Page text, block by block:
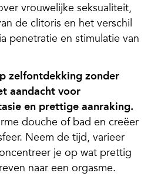
vrouwelijke seksualiteit,
de clitoris en het verschil
penetratie en stimulatie van
zelfontdekking zonder
aandacht voor
en prettige aanraking.
douche of bad en creëer
Neem de tijd, varieer
je op wat prettig
naar een orgasme.